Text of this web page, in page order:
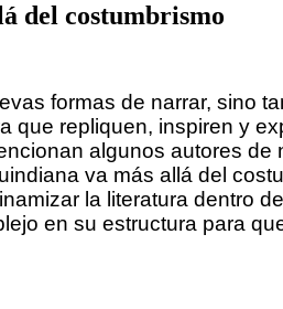
del costumbrismo
formas de narrar, sino
repliquen, inspiren y
algunos autores de
va más allá del
la literatura dentro
en su estructura para